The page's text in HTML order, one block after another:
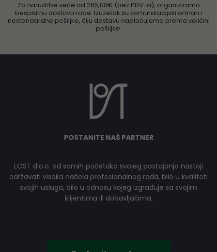
Za narudžbe veće od 265,00€ (bez PDV-a), organiziramo
besplatnu dostavu robe. Izuzetak su komunikacijski ormari i
nestandardne pošiljke, čiju dostavu naplaćujemo prema veličini
pošiljke.
POSTANITE NAŠ PARTNER
LOST d.o.o. od samih početaka svojeg postojanja nastoji
održavati visoka načela profesionalnog rada, bilo u kvaliteti
svojih usluga, bilo u odnosu kojeg izgrađuje sa svojim
klijentima ili dobavljačima.